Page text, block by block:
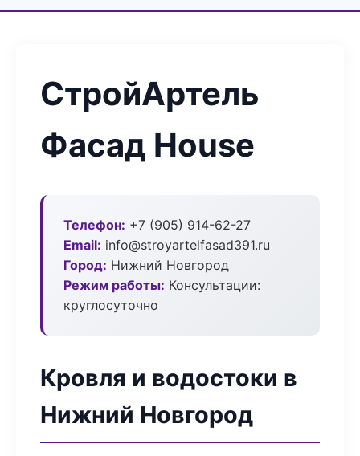
СтройАртель
Фасад House
Телефон: +7 (905) 914-62-27
Email: info@stroyartelfasad391.ru
Город: Нижний Новгород
Режим работы: Консультации:
круглосуточно
Кровля и водостоки в
Нижний Новгород